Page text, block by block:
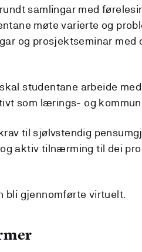
samlingar med
møte varierte og
og prosjektseminar med
studentane arbeide
som lærings- og
til sjølvstendig
aktiv tilnærming til dei
bli gjennomførte virtuelt.